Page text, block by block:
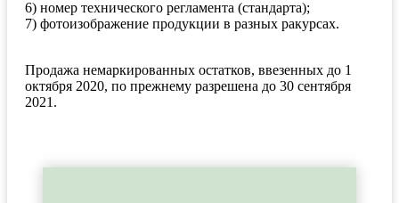
6) номер технического регламента (стандарта);
7) фотоизображение продукции в разных ракурсах.
Продажа немаркированных остатков, ввезенных до 1
октября 2020, по прежнему разрешена до 30 сентября
2021.